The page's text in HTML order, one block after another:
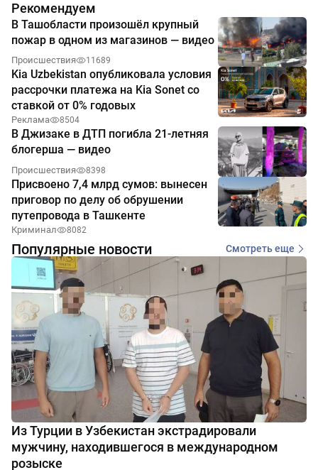
Рекомендуем
В Ташобласти произошёл крупный
пожар в одном из магазинов — видео
Происшествия 11689
Kia Uzbekistan опубликовала условия
рассрочки платежа на Kia Sonet со
ставкой от 0% годовых
Реклама 8504
В Джизаке в ДТП погибла 21-летняя
блогерша — видео
Происшествия 8398
Присвоено 7,4 млрд сумов: вынесен
приговор по делу об обрушении
путепровода в Ташкенте
Криминал 8082
Популярные новости Смотреть еще
Из Турции в Узбекистан экстрадировали
мужчину, находившегося в международном
розыске